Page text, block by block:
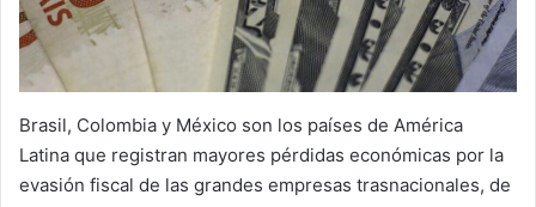
Brasil, Colombia y México son los países de América
Latina que registran mayores pérdidas económicas por la
evasión fiscal de las grandes empresas trasnacionales, de